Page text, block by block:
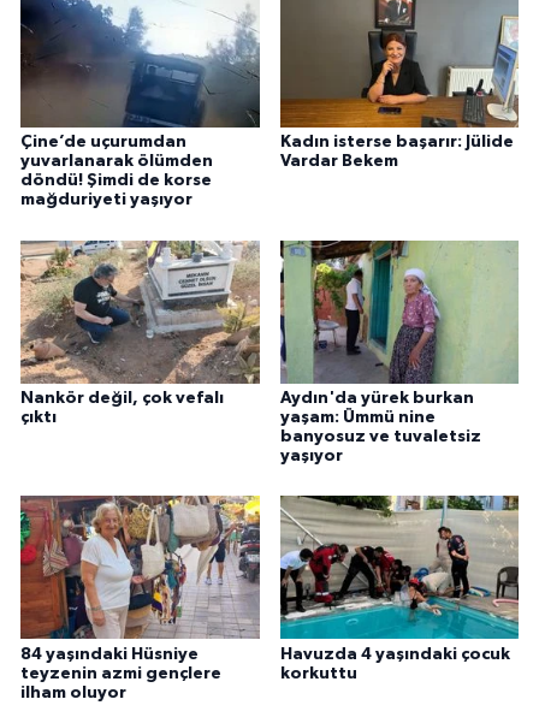
Çine’de uçurumdan
yuvarlanarak ölümden
döndü! Şimdi de korse
mağduriyeti yaşıyor
Kadın isterse başarır: Jülide
Vardar Bekem
Nankör değil, çok vefalı
çıktı
Aydın'da yürek burkan
yaşam: Ümmü nine
banyosuz ve tuvaletsiz
yaşıyor
84 yaşındaki Hüsniye
teyzenin azmi gençlere
ilham oluyor
Havuzda 4 yaşındaki çocuk
korkuttu